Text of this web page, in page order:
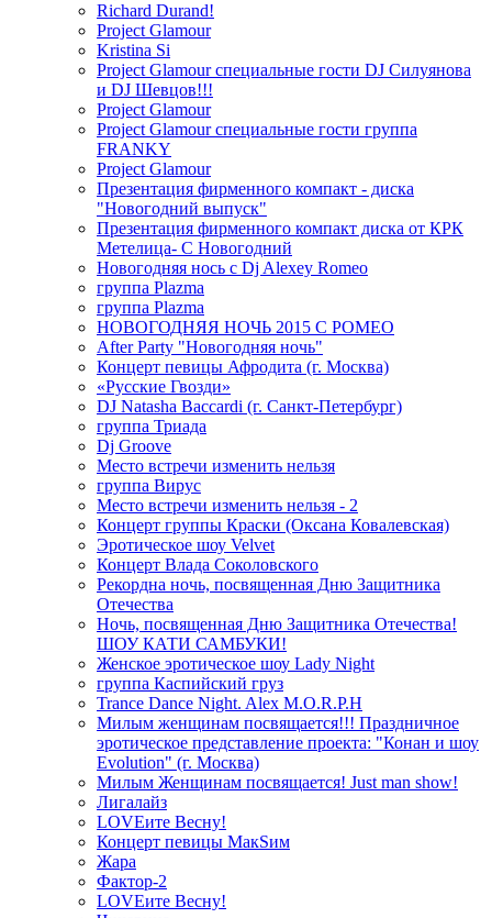
Richard Durand!
Project Glamour
Kristina Si
Project Glamour специальные гости DJ Силуянова
и DJ Шевцов!!!
Project Glamour
Project Glamour специальные гости группа
FRANKY
Project Glamour
Презентация фирменного компакт - диска
"Новогодний выпуск"
Презентация фирменного компакт диска от КРК
Метелица- С Новогодний
Новогодняя нось с Dj Alexey Romeo
группа Plazma
группа Plazma
НОВОГОДНЯЯ НОЧЬ 2015 C РОМЕО
After Party "Новогодняя ночь"
Концерт певицы Афродита (г. Москва)
«Русские Гвозди»
DJ Natasha Baccardi (г. Санкт-Петербург)
группа Триада
Dj Groove
Место встречи изменить нельзя
группа Вирус
Место встречи изменить нельзя - 2
Концерт группы Краски (Оксана Ковалевская)
Эротическое шоу Velvet
Концерт Влада Соколовского
Рекордна ночь, посвященная Дню Защитника
Отечества
Ночь, посвященная Дню Защитника Отечества!
ШОУ КАТИ САМБУКИ!
Женское эротическое шоу Lady Night
группа Каспийский груз
Trance Dance Night. Alex M.O.R.P.H
Милым женщинам посвящается!!! Праздничное
эротическое представление проекта: "Конан и шоу
Evolution" (г. Москва)
Милым Женщинам посвящается! Just man show!
Лигалайз
LOVEите Весну!
Концерт певицы МакSим
Жара
Фактор-2
LOVEите Весну!